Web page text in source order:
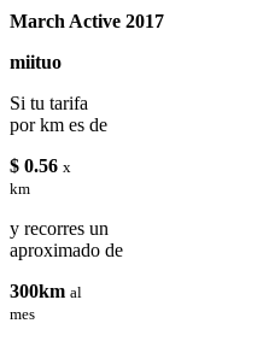
March Active 2017
miituo
Si tu tarifa
por km es de
$ 0.56 x
km
y recorres un
aproximado de
300km al
mes